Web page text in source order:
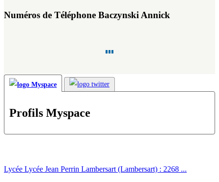
Numéros de Téléphone Baczynski Annick
Profils Myspace
Lycée Lycée Jean Perrin Lambersart (Lambersart) : 2268 ...